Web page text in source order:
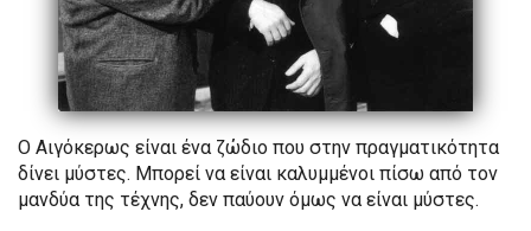
Ο Αιγόκερως είναι ένα ζώδιο που στην πραγματικότητα
δίνει μύστες. Μπορεί να είναι καλυμμένοι πίσω από τον
μανδύα της τέχνης, δεν παύουν όμως να είναι μύστες.